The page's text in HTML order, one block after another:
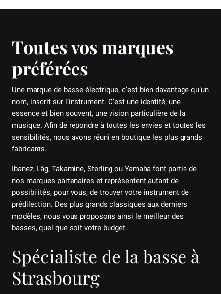
Toutes vos marques
préférées
Une marque de basse électrique, c’est bien davantage qu’un
nom, inscrit sur l’instrument. C’est une identité, une
essence et bien souvent, une vision particulière de la
musique. Afin de répondre à toutes les envies et toutes les
sensibilités, nous avons réuni en boutique les plus grands
fabricants.
Ibanez, Lâg, Takamine, Sterling ou Yamaha font partie de
nos marques partenaires et représentent autant de
possibilités, pour vous, de trouver votre instrument de
prédilection. Des plus grands classiques aux derniers
modèles, nous vous proposons ainsi le meilleur des
basses, quel que soit votre budget.
Spécialiste de la basse à
Strasbourg